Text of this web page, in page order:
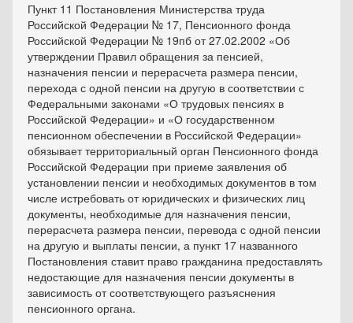
Пункт 11 Постановления Министерства труда
Российской Федерации № 17, Пенсионного фонда
Российской Федерации № 19пб от 27.02.2002 «Об
утверждении Правил обращения за пенсией,
назначения пенсии и перерасчета размера пенсии,
перехода с одной пенсии на другую в соответствии с
Федеральными законами «О трудовых пенсиях в
Российской Федерации» и «О государственном
пенсионном обеспечении в Российской Федерации»
обязывает территориальный орган Пенсионного фонда
Российской Федерации при приеме заявления об
установлении пенсии и необходимых документов в том
числе истребовать от юридических и физических лиц
документы, необходимые для назначения пенсии,
перерасчета размера пенсии, перевода с одной пенсии
на другую и выплаты пенсии, а пункт 17 названного
Постановления ставит право гражданина предоставлять
недостающие для назначения пенсии документы в
зависимость от соответствующего разъяснения
пенсионного органа.